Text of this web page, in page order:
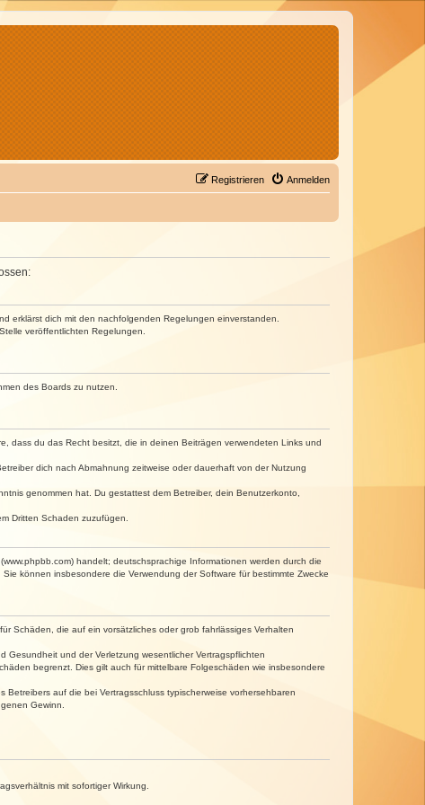
Anmelden
Registrieren
erklärst dich mit den nachfolgenden Regelungen einverstanden.
veröffentlichten Regelungen.
des Boards zu nutzen.
dass du das Recht besitzt, die in deinen Beiträgen verwendeten Links und
dich nach Abmahnung zeitweise oder dauerhaft von der Nutzung
genommen hat. Du gestattest dem Betreiber, dein Benutzerkonto,
Dritten Schaden zuzufügen.
handelt; deutschsprachige Informationen werden durch die
können insbesondere die Verwendung der Software für bestimmte Zwecke
Schäden, die auf ein vorsätzliches oder grob fahrlässiges Verhalten
und der Verletzung wesentlicher Vertragspflichten
begrenzt. Dies gilt auch für mittelbare Folgeschäden wie insbesondere
auf die bei Vertragsschluss typischerweise vorhersehbaren
Gewinn.
mit sofortiger Wirkung.